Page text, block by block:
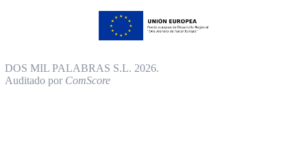
DOS MIL PALABRAS S.L. 2026.
Auditado por ComScore